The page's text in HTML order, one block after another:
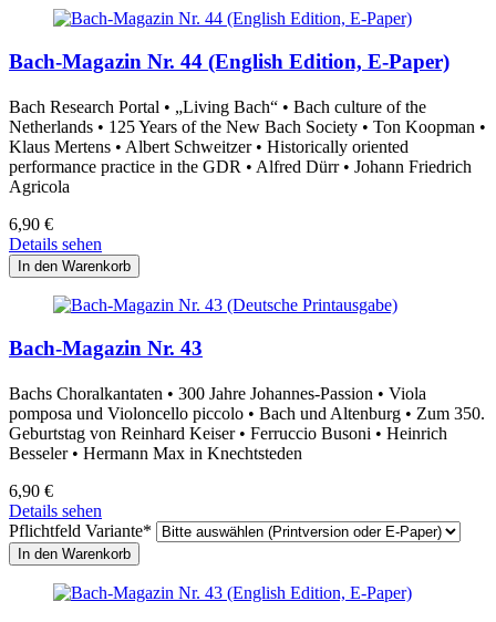
Bach-Magazin Nr. 44 (English Edition, E-Paper)
Bach Research Portal • „Living Bach“ • Bach culture of the
Netherlands • 125 Years of the New Bach Society • Ton Koopman •
Klaus Mertens • Albert Schweitzer • Historically oriented
performance practice in the GDR • Alfred Dürr • Johann Friedrich
Agricola
6,90 €
Details sehen
Bach-Magazin Nr. 43
Bachs Choralkantaten • 300 Jahre Johannes-Passion • Viola
pomposa und Violoncello piccolo • Bach und Altenburg • Zum 350.
Geburtstag von Reinhard Keiser • Ferruccio Busoni • Heinrich
Besseler • Hermann Max in Knechtsteden
6,90 €
Details sehen
Pflichtfeld Variante*